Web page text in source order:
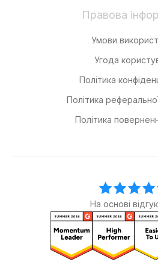
Правова
Умови
Угода
Політика
Політика
Політика
На основі